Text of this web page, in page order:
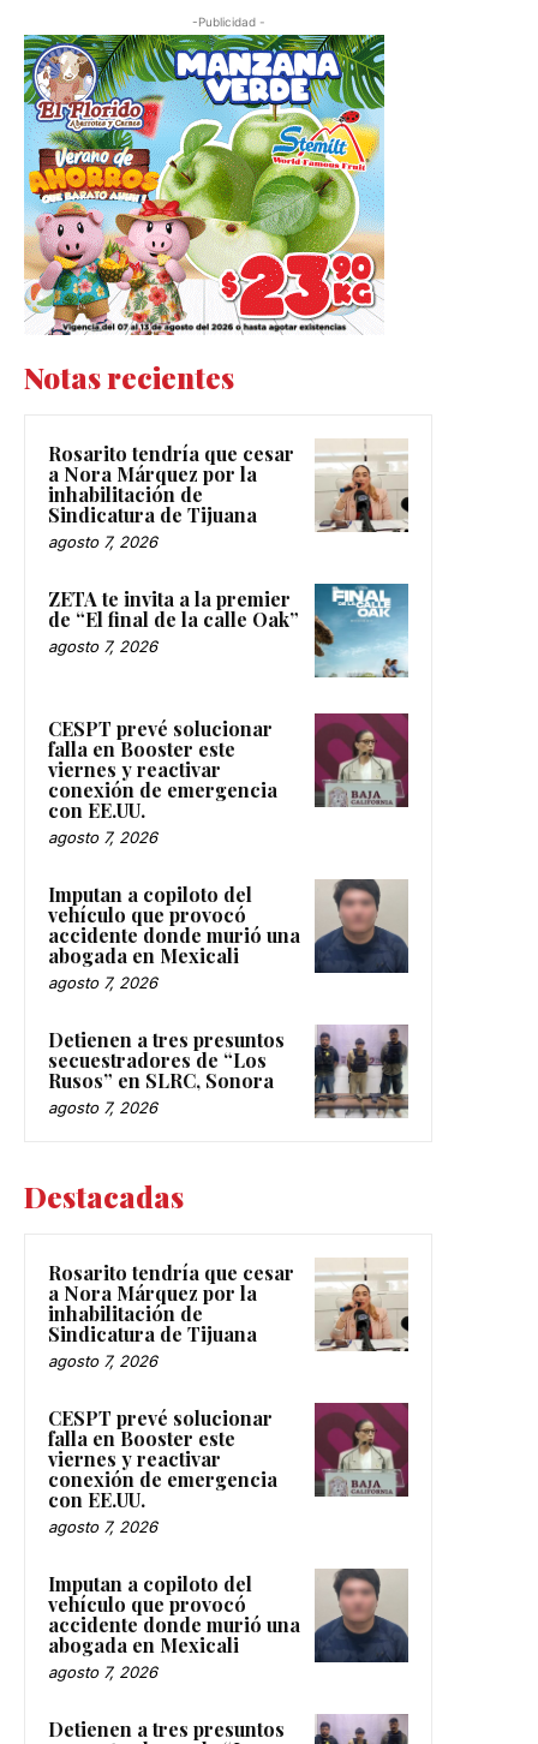
-Publicidad -
Notas recientes
Rosarito tendría que cesar
a Nora Márquez por la
inhabilitación de
Sindicatura de Tijuana
agosto 7, 2026
ZETA te invita a la premier
de “El final de la calle Oak”
agosto 7, 2026
CESPT prevé solucionar
falla en Booster este
viernes y reactivar
conexión de emergencia
con EE.UU.
agosto 7, 2026
Imputan a copiloto del
vehículo que provocó
accidente donde murió una
abogada en Mexicali
agosto 7, 2026
Detienen a tres presuntos
secuestradores de “Los
Rusos” en SLRC, Sonora
agosto 7, 2026
Destacadas
Rosarito tendría que cesar
a Nora Márquez por la
inhabilitación de
Sindicatura de Tijuana
agosto 7, 2026
CESPT prevé solucionar
falla en Booster este
viernes y reactivar
conexión de emergencia
con EE.UU.
agosto 7, 2026
Imputan a copiloto del
vehículo que provocó
accidente donde murió una
abogada en Mexicali
agosto 7, 2026
Detienen a tres presuntos